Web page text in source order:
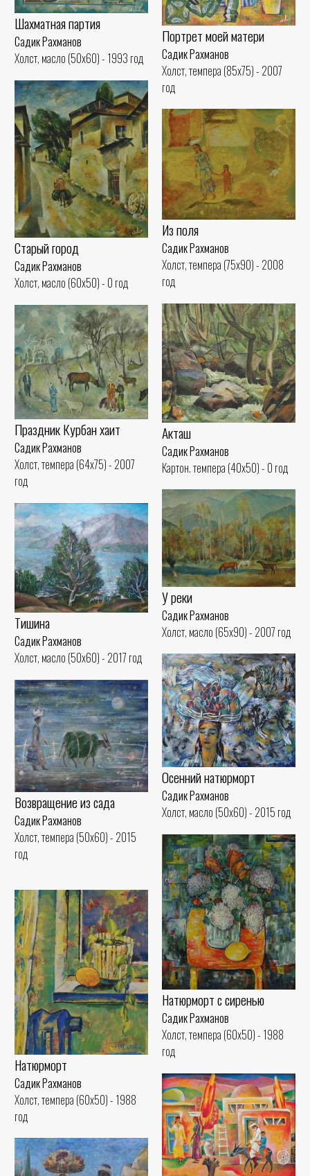
Портрет моей матери
Садик Рахманов
Холст, темпера (85x75) - 2007
год
Шахматная партия
Садик Рахманов
Холст, масло (50x60) - 1993 год
Старый город
Садик Рахманов
Холст, масло (60x50) - 0 год
Из поля
Садик Рахманов
Холст, темпера (75x90) - 2008
год
Акташ
Садик Рахманов
Картон. темпера (40x50) - 0 год
Праздник Курбан хаит
Садик Рахманов
Холст, темпера (64x75) - 2007
год
У реки
Садик Рахманов
Холст, масло (65x90) - 2007 год
Тишина
Садик Рахманов
Холст, масло (50x60) - 2017 год
Осенний натюрморт
Садик Рахманов
Холст, масло (50x60) - 2015 год
Возвращение из сада
Садик Рахманов
Холст, темпера (50x60) - 2015
год
Натюрморт с сиренью
Садик Рахманов
Холст, темпера (60x50) - 1988
год
Натюрморт
Садик Рахманов
Холст, темпера (60x50) - 1988
год